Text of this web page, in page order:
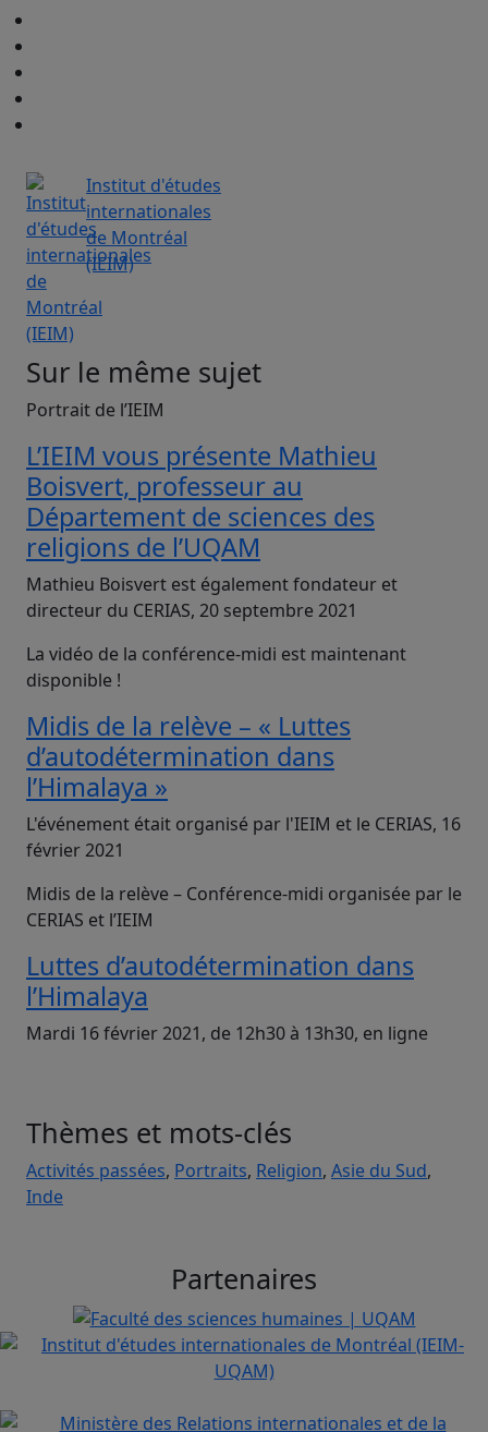
Institut d'études
internationales
de Montréal
(IEIM)
Sur le même sujet
Portrait de l’IEIM
L’IEIM vous présente Mathieu
Boisvert, professeur au
Département de sciences des
religions de l’UQAM
Mathieu Boisvert est également fondateur et
directeur du CERIAS, 20 septembre 2021
La vidéo de la conférence-midi est maintenant
disponible !
Midis de la relève – « Luttes
d’autodétermination dans
l’Himalaya »
L'événement était organisé par l'IEIM et le CERIAS, 16
février 2021
Midis de la relève – Conférence-midi organisée par le
CERIAS et l’IEIM
Luttes d’autodétermination dans
l’Himalaya
Mardi 16 février 2021, de 12h30 à 13h30, en ligne
Thèmes et mots-clés
Activités passées, Portraits, Religion, Asie du Sud,
Inde
Partenaires